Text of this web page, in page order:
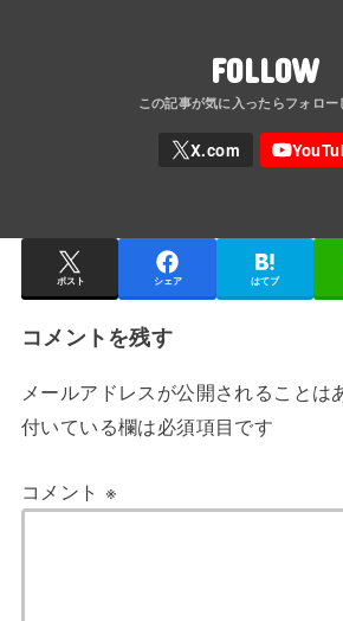
FOLLOW
ポスト シェア はてブ
コメントを残す
メールアドレスが公開されることは
付いている欄は必須項目です
コメント ※